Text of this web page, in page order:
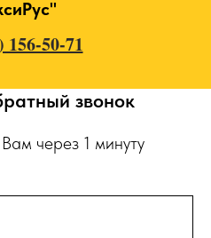
156-50-71
звонок
через 1 минуту